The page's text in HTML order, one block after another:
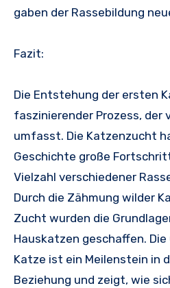
gaben der Rassebildung
Fazit:
Die Entstehung der ersten
faszinierender Prozess, der
umfasst. Die Katzenzucht
Geschichte große
Vielzahl verschiedener
Durch die Zähmung wilder
Zucht wurden die
Hauskatzen geschaffen.
Katze ist ein Meilenstein in
Beziehung und zeigt, wie